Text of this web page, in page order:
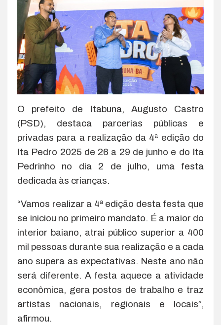
O prefeito de Itabuna, Augusto Castro
(PSD), destaca parcerias públicas e
privadas para a realização da 4ª edição do
Ita Pedro 2025 de 26 a 29 de junho e do Ita
Pedrinho no dia 2 de julho, uma festa
dedicada às crianças.
“Vamos realizar a 4ª edição desta festa que
se iniciou no primeiro mandato. É a maior do
interior baiano, atrai público superior a 400
mil pessoas durante sua realização e a cada
ano supera as expectativas. Neste ano não
será diferente. A festa aquece a atividade
econômica, gera postos de trabalho e traz
artistas nacionais, regionais e locais”,
afirmou.